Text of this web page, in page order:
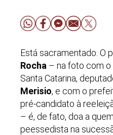
Está sacramentado. O
Rocha – na foto com
Santa Catarina,
Merisio, e com o
pré-candidato à
– é, de fato, doa a
peessedista na